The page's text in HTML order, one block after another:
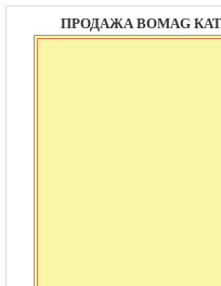
ПРОДАЖА BOMAG